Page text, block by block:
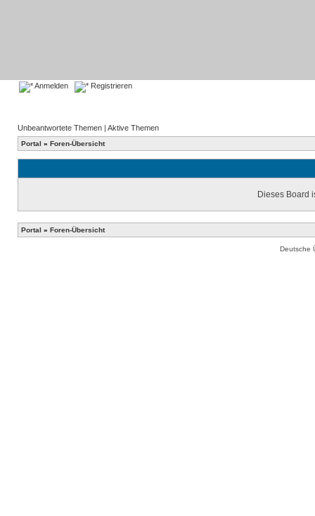
Anmelden Registrieren
Unbeantwortete Themen | Aktive Themen
Portal » Foren-Übersicht
Dieses Board
Portal » Foren-Übersicht
Deutsche